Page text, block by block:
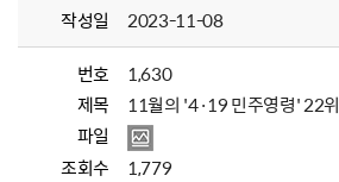
작성일
2023-11-08
번호
1,630
제목
11월의 '4·19 민주영령' 22위
파일
조회수
1,779